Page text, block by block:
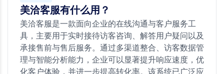
美洽客服有什么用？
美洽客服是一款面向企业的在线沟通与客户服务工
具，主要用于实时接待访客咨询、解答用户疑问以及
承接售前与售后服务。通过多渠道整合、访客数据管
理与智能分析能力，企业可以显著提升响应速度，优
化客户体验，并进一步提高转化率。该系统已广泛应